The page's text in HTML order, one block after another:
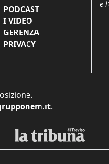
PODCAST
I VIDEO
GERENZA
PRIVACY
e
.